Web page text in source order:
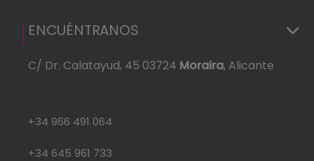
ENCUÉNTRANOS
C/ Dr. Calatayud, 45 03724 Moraira, Alicante
+34 966 491 064
+34 645 961 733